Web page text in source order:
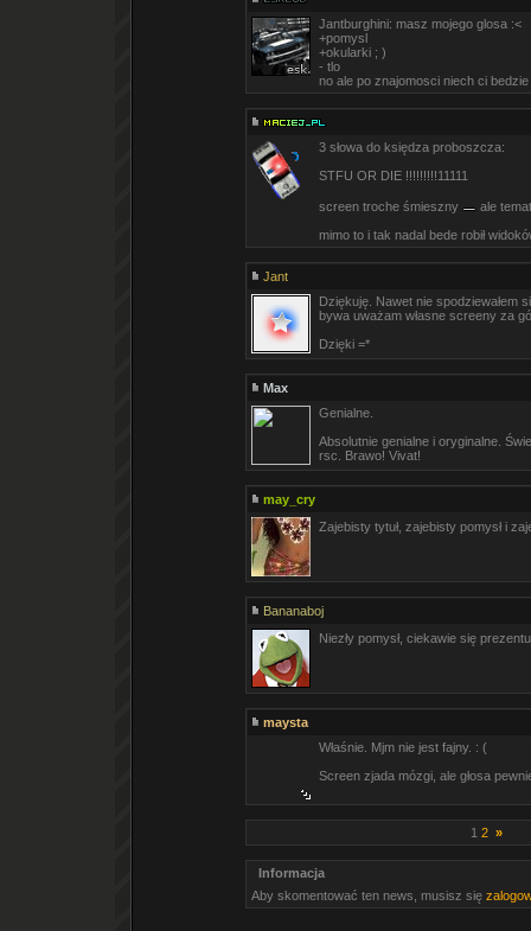
Jantburghini: masz mojego glosa :<
+pomysl
+okularki ; )
- tlo
no ale po znajomosci niech ci bedzie
3 słowa do księdza proboszcza:
STFU OR DIE !!!!!!!!!11111
screen troche śmieszny
ale
mimo to i tak nadal bede robił
Jant
Dziękuję. Nawet nie spodziewałem
bywa uważam własne screeny za
Dzięki =*
Max
Genialne.
Absolutnie genialne i oryginalne.
rsc. Brawo! Vivat!
may_cry
Zajebisty tytuł, zajebisty pomysł i
Bananaboj
Niezły pomysł, ciekawie się
maysta
Właśnie. Mjm nie jest fajny. : (
Screen zjada mózgi, ale głosa
1 2 »
Informacja
Aby skomentować ten news, musisz się